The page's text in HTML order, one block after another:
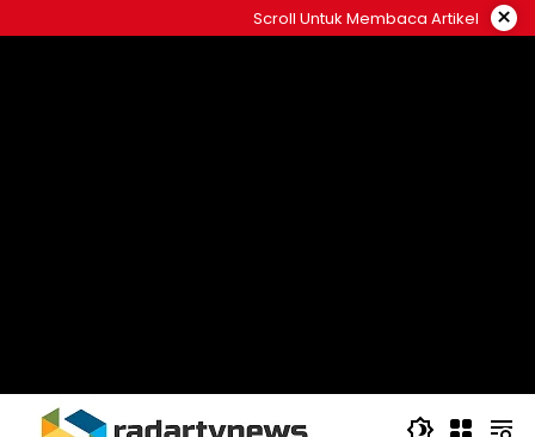
to
Scroll Untuk Membaca Artikel ×